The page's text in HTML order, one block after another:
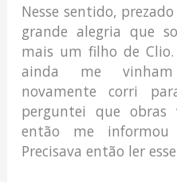
Nesse sentido,
grande alegria que
mais um filho de
ainda me vinham
novamente corri
perguntei que obras
então me
Precisava então ler